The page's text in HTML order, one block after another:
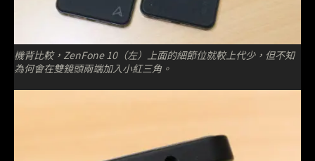
機背比較，ZenFone 10（左）上面的細節位就較上代少，但不知
為何會在雙鏡頭兩端加入小紅三角。